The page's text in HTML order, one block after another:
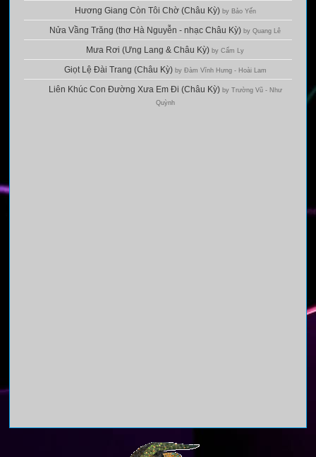
Hương Giang Còn Tôi Chờ (Châu Kỳ) by Bảo Yến
Nửa Vầng Trăng (thơ Hà Nguyễn - nhạc Châu Kỳ) by Quang Lê
Mưa Rơi (Ưng Lang & Châu Kỳ) by Cẩm Ly
Giọt Lệ Đài Trang (Châu Kỳ) by Đàm Vĩnh Hưng - Hoài Lam
Liên Khúc Con Đường Xưa Em Đi (Châu Kỳ) by Trường Vũ - Như
Quỳnh